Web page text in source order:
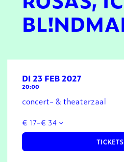
DI 23 FEB 2027
20:00
concert- & theaterzaal
€ 17–€ 34
TICKETS